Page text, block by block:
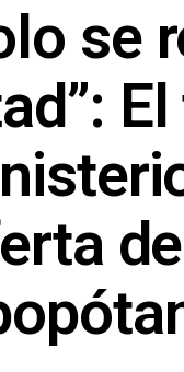
se